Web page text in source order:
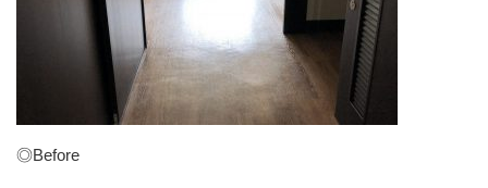
◎Before